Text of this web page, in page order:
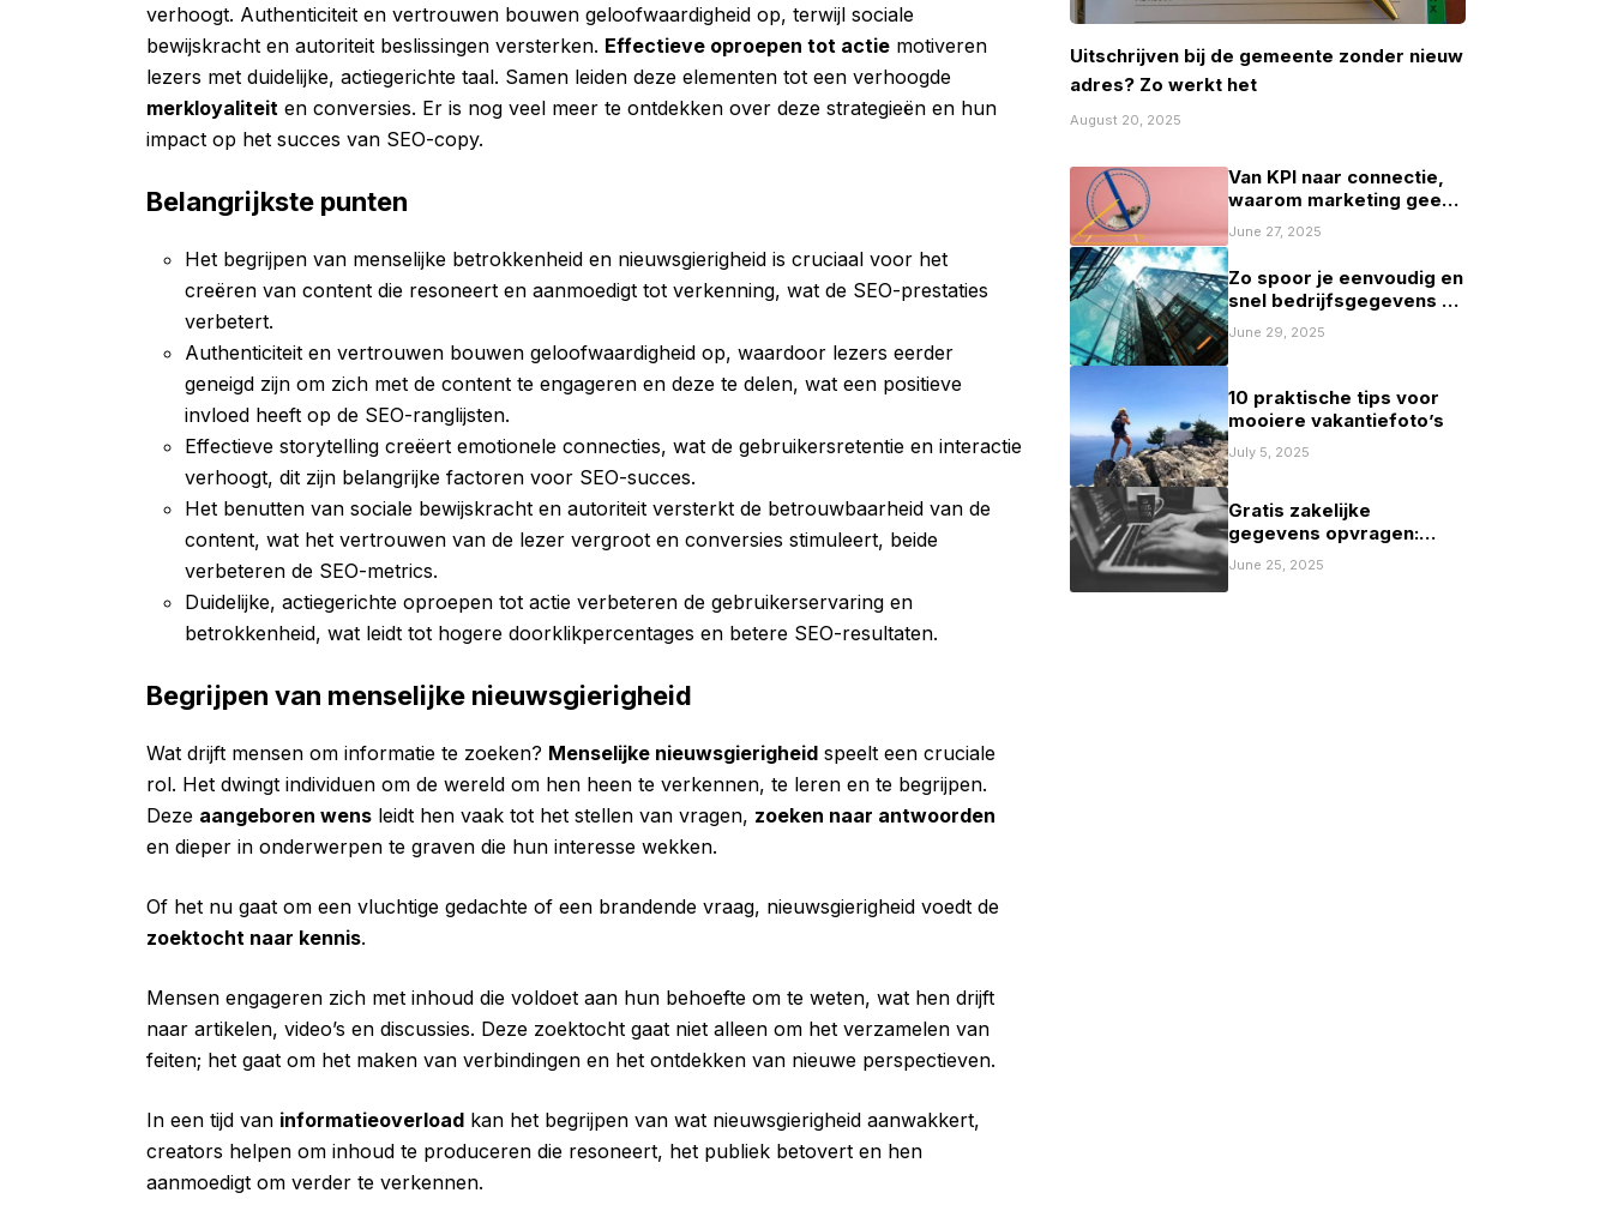
verhoogt. Authenticiteit en vertrouwen bouwen geloofwaardigheid op, terwijl sociale
bewijskracht en autoriteit beslissingen versterken. Effectieve oproepen tot actie motiveren
lezers met duidelijke, actiegerichte taal. Samen leiden deze elementen tot een verhoogde
merkloyaliteit en conversies. Er is nog veel meer te ontdekken over deze strategieën en hun
impact op het succes van SEO-copy.
Belangrijkste punten
Het begrijpen van menselijke betrokkenheid en nieuwsgierigheid is cruciaal voor het
creëren van content die resoneert en aanmoedigt tot verkenning, wat de SEO-prestaties
verbetert.
Authenticiteit en vertrouwen bouwen geloofwaardigheid op, waardoor lezers eerder
geneigd zijn om zich met de content te engageren en deze te delen, wat een positieve
invloed heeft op de SEO-ranglijsten.
Effectieve storytelling creëert emotionele connecties, wat de gebruikersretentie en interactie
verhoogt, dit zijn belangrijke factoren voor SEO-succes.
Het benutten van sociale bewijskracht en autoriteit versterkt de betrouwbaarheid van de
content, wat het vertrouwen van de lezer vergroot en conversies stimuleert, beide
verbeteren de SEO-metrics.
Duidelijke, actiegerichte oproepen tot actie verbeteren de gebruikerservaring en
betrokkenheid, wat leidt tot hogere doorklikpercentages en betere SEO-resultaten.
Begrijpen van menselijke nieuwsgierigheid
Wat drijft mensen om informatie te zoeken? Menselijke nieuwsgierigheid speelt een cruciale
rol. Het dwingt individuen om de wereld om hen heen te verkennen, te leren en te begrijpen.
Deze aangeboren wens leidt hen vaak tot het stellen van vragen, zoeken naar antwoorden
en dieper in onderwerpen te graven die hun interesse wekken.
Of het nu gaat om een vluchtige gedachte of een brandende vraag, nieuwsgierigheid voedt de
zoektocht naar kennis.
Mensen engageren zich met inhoud die voldoet aan hun behoefte om te weten, wat hen drijft
naar artikelen, video’s en discussies. Deze zoektocht gaat niet alleen om het verzamelen van
feiten; het gaat om het maken van verbindingen en het ontdekken van nieuwe perspectieven.
In een tijd van informatieoverload kan het begrijpen van wat nieuwsgierigheid aanwakkert,
creators helpen om inhoud te produceren die resoneert, het publiek betovert en hen
aanmoedigt om verder te verkennen.
Uitschrijven bij de gemeente zonder nieuw
adres? Zo werkt het
August 20, 2025
Van KPI naar connectie,
waarom marketing geen
spelletje scoren mag zijn
June 27, 2025
Zo spoor je eenvoudig en
snel bedrijfsgegevens op
in Nederland
June 29, 2025
10 praktische tips voor
mooiere vakantiefoto’s
July 5, 2025
Gratis zakelijke
gegevens opvragen:
mogelijkheden en
beperkingen
June 25, 2025